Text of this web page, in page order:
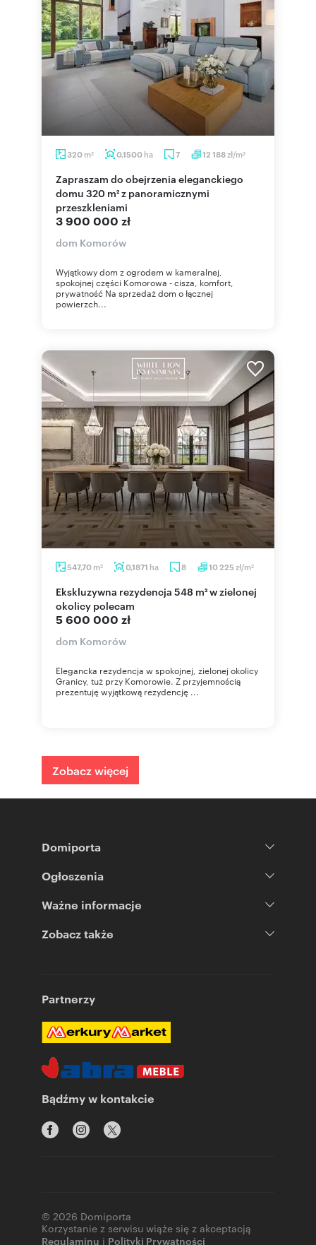
320 m2 0,1500 ha 7 12 188zł/m2
Zapraszam do obejrzenia eleganckiego
domu 320 m² z panoramicznymi
przeszkleniami
3 900 000 zł
dom Komorów
Wyjątkowy dom z ogrodem w kameralnej,
spokojnej części Komorowa - cisza, komfort,
prywatność Na sprzedaż dom o łącznej
powierzch...
547,70 m2 0,1871 ha 8 10 225 zł/m2
Ekskluzywna rezydencja 548 m² w zielonej
okolicy polecam
5 600 000 zł
dom Komorów
Elegancka rezydencja w spokojnej, zielonej okolicy
Granicy, tuż przy Komorowie. Z przyjemnością
prezentuję wyjątkową rezydencję ...
Zobacz więcej
Domiporta
Ogłoszenia
Ważne informacje
Zobacz także
Partnerzy
Bądźmy w kontakcie
© 2026 Domiporta
Korzystanie z serwisu wiąże się z akceptacją
Regulaminu i Polityki Prywatności